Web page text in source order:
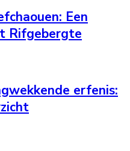
Een
Rifgebergte
erfenis: